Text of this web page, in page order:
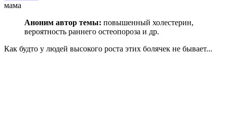
мама
Аноним автор темы: повышенный холестерин,
вероятность раннего остеопороза и др.
Как будто у людей высокого роста этих болячек не бывает...